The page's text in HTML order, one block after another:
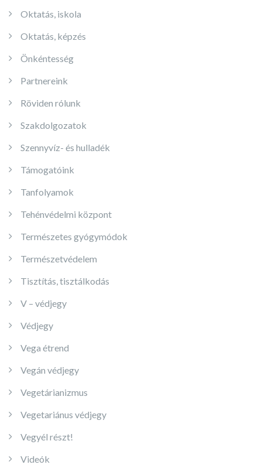
Oktatás, iskola
Oktatás, képzés
Önkéntesség
Partnereink
Röviden rólunk
Szakdolgozatok
Szennyvíz- és hulladék
Támogatóink
Tanfolyamok
Tehénvédelmi központ
Természetes gyógymódok
Természetvédelem
Tisztítás, tisztálkodás
V – védjegy
Védjegy
Vega étrend
Vegán védjegy
Vegetárianizmus
Vegetariánus védjegy
Vegyél részt!
Videók